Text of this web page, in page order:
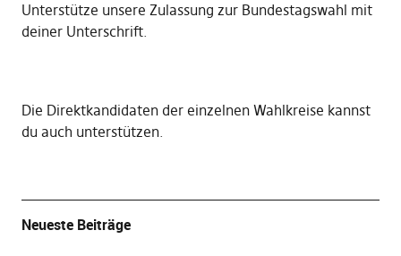
Unterstütze unsere Zulassung zur Bundestagswahl mit
deiner Unterschrift.
Die Direktkandidaten der einzelnen Wahlkreise kannst
du auch unterstützen.
Neueste Beiträge